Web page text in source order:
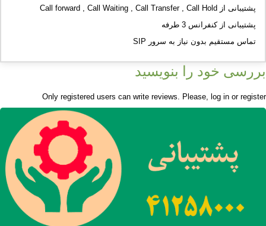
پشتیبانی از Call forward , Call Waiting , Call Transfer , Call Hold
پشتیبانی از کنفرانس 3 طرفه
تماس مستقیم بدون نیاز به سرور SIP
بررسی خود را بنویسید
Only registered users can write reviews. Please, log in or register